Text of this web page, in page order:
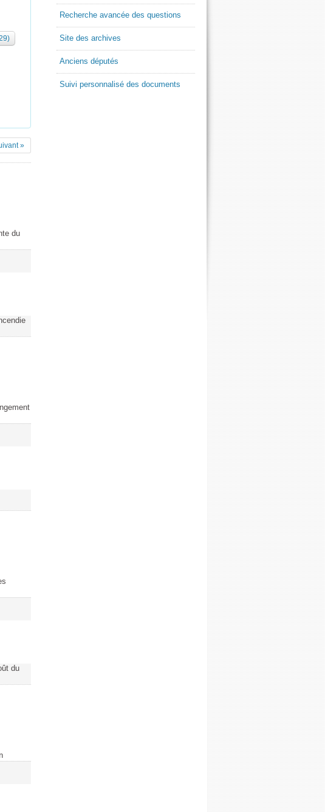
»
du
du
Recherche avancée des questions
Site des archives
Anciens députés
Suivi personnalisé des documents